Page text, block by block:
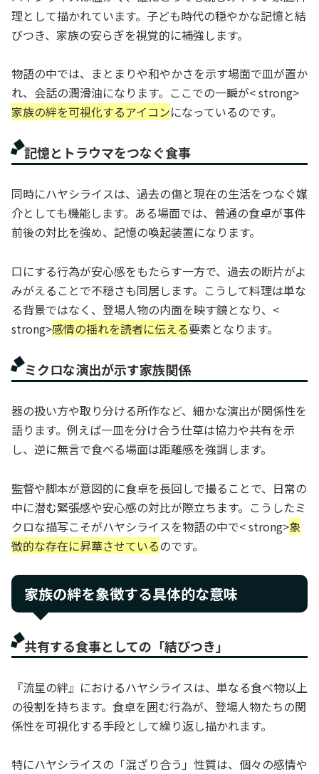
理として描かれています。子ども時代の穏やかな記憶と結
びつき、家族の安らぎを視覚的に補強します。
物語の中では、まとまりや和やかさを示す場面で皿が置か
れ、会話の潤滑油になります。ここでの一瞬が< strong>
家族の絆を可視化するアイコンになっているのです。
記憶とトラウマをつなぐ食事
同時にハヤシライスは、過去の傷と現在の生活をつなぐ媒
介としても機能します。ある場面では、普通の食卓が事件
前後の対比を強め、記憶の喚起装置になります。
口にする行為が安心感をもたらす一方で、過去の断片がよ
みがえることで不穏さも同居します。こうして料理は単な
る背景ではなく、登場人物の内面を映す鏡となり、<
strong>感情の揺れを読者に伝える要素となります。
ミクロな演出が示す家族関係
器の扱い方や取り分ける所作など、細かな演出が関係性を
語ります。例えば一皿を分け合う仕草は協力や共有を示
し、逆に無言で食べる場面は距離感を強調します。
監督や脚本が意図的に食卓を長回しで撮ることで、日常の
中に潜む緊張感や安心感の対比が際立ちます。こうしたミ
クロな描写こそがハヤシライスを物語の中で< strong>象
徴的な存在に昇華させているのです。
家族の絆を象徴する具体的な意味
共有する食事としての「結びつき」
『流星の絆』におけるハヤシライスは、単なる食べ物以上
の役割を持ちます。食卓を囲む行為が、登場人物たちの関
係性を可視化する手段として繰り返し描かれます。
特にハヤシライスの「混ざり合う」性質は、個々の感情や